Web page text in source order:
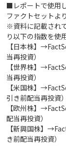
■レポートで使用
ファクトセットよ
※資料に記載され
り以下の指数を使
【日本株】
当再投資）
【世界株】
当再投資）
【米国株】
引き前配当再投資）
【欧州株】
配当再投資）
【新興国株】
き前配当再投資）